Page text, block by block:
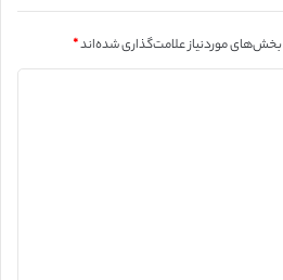
بخش‌های موردنیاز علامت‌گذاری شده‌اند*